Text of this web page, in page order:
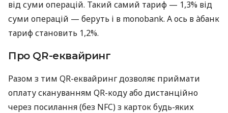
від суми операцій. Такий самий тариф — 1,3% від
суми операцій — беруть і в monobank. А ось в àбанк
тариф становить 1,2%.
Про QR-еквайринг
Разом з тим QR-еквайринг дозволяє приймати
оплату скануванням QR-коду або дистанційно
через посилання (без NFC) з карток будь-яких